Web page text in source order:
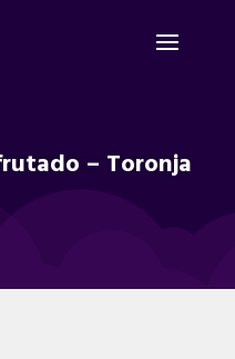
– Toronja